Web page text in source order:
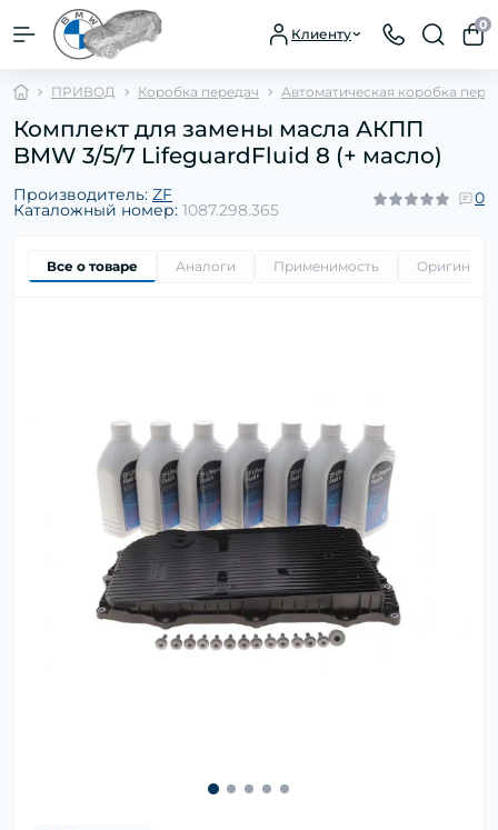
Клиенту
0
ПРИВОД Коробка передач Автоматическая коробка
Комплект для замены масла АКПП
BMW 3/5/7 LifeguardFluid 8 (+ масло)
Производитель: ZF
Каталожный номер: 1087.298.365
0
Все о товаре Аналоги Применимость